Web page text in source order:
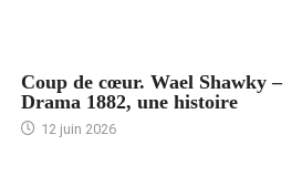
Coup de cœur. Wael Shawky –
Drama 1882, une histoire
12 juin 2026